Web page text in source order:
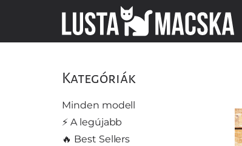
Kategóriák
Minden modell
⚡️ A legújabb
🔥 Best Sellers